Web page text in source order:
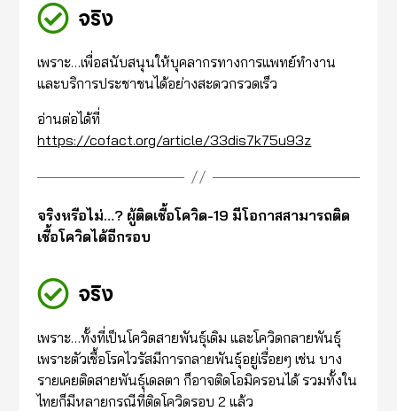
จริง
เพราะ…เพื่อสนับสนุนให้บุคลากรทางการแพทย์ทำงาน
และบริการประชาชนได้อย่างสะดวกรวดเร็ว
อ่านต่อได้ที่
https://cofact.org/article/33dis7k75u93z
จริงหรือไม่…? ผู้ติดเชื้อโควิด-19 มีโอกาสสามารถติด
เชื้อโควิดได้อีกรอบ
จริง
เพราะ…ทั้งที่เป็นโควิดสายพันธุ์เดิม และโควิดกลายพันธุ์
เพราะตัวเชื้อโรคไวรัสมีการกลายพันธุ์อยู่เรื่อยๆ เช่น บาง
รายเคยติดสายพันธุ์เดลตา ก็อาจติดโอมิครอนได้ รวมทั้งใน
ไทยก็มีหลายกรณีที่ติดโควิดรอบ 2 แล้ว